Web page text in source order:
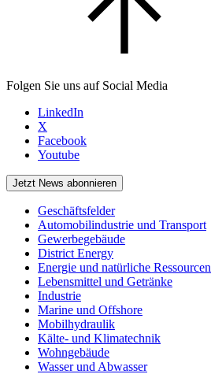
Folgen Sie uns auf Social Media
LinkedIn
X
Facebook
Youtube
Jetzt News abonnieren
Geschäftsfelder
Automobilindustrie und Transport
Gewerbegebäude
District Energy
Energie und natürliche Ressourcen
Lebensmittel und Getränke
Industrie
Marine und Offshore
Mobilhydraulik
Kälte- und Klimatechnik
Wohngebäude
Wasser und Abwasser